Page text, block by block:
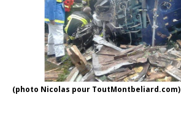
(photo Nicolas pour ToutMontbeliard.com)